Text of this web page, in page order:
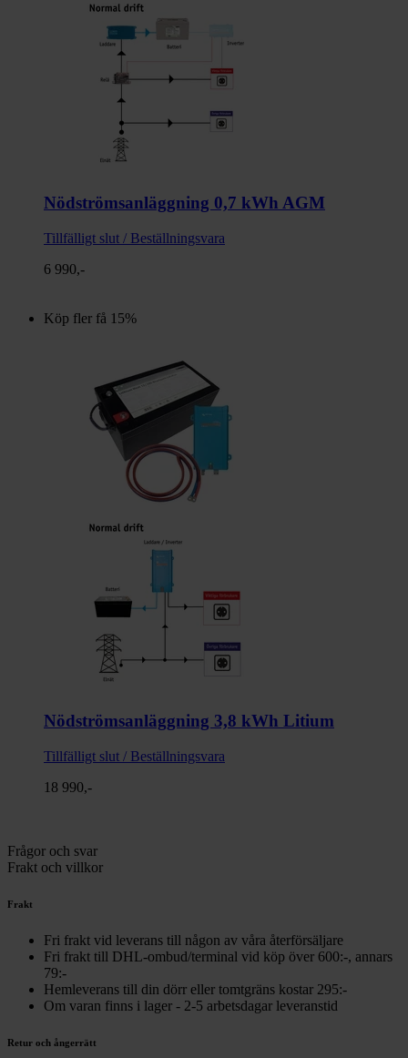
Nödströmsanläggning 0,7 kWh AGM
Tillfälligt slut / Beställningsvara
6 990,-
Köp fler få 15%
Nödströmsanläggning 3,8 kWh Litium
Tillfälligt slut / Beställningsvara
18 990,-
Frågor och svar
Frakt och villkor
Frakt
Fri frakt vid leverans till någon av våra återförsäljare
Fri frakt till DHL-ombud/terminal vid köp över 600:-, annars
79:-
Hemleverans till din dörr eller tomtgräns kostar 295:-
Om varan finns i lager - 2-5 arbetsdagar leveranstid
Retur och ångerrätt